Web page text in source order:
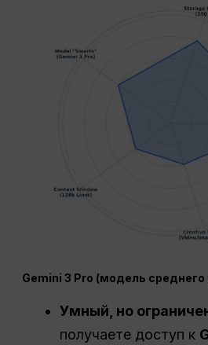
Gemini 3 Pro (модель среднего
Умный, но
получаете доступ к